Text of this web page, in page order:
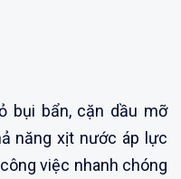
bụi bẩn, cặn dầu mỡ
năng xịt nước áp lực
việc nhanh chóng